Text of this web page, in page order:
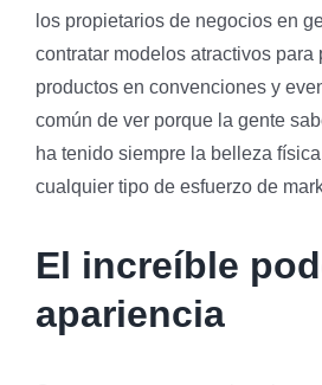
los propietarios de negocios en
contratar modelos atractivos para
productos en convenciones y
común de ver porque la gente
ha tenido siempre la belleza
cualquier tipo de esfuerzo de
El increíble
apariencia